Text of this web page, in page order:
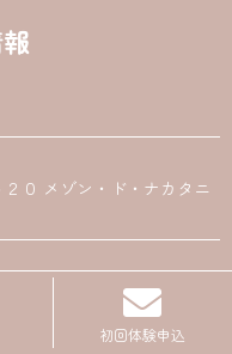
０ メゾン・ド・ナカタニ
初回体験申込